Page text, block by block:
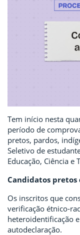
Tem início nesta
período de
pretos, pardos,
Seletivo de
Educação, Ciência e
Candidatos pretos
Os inscritos que
verificação étnico-
heteroidentificação
autodeclaração.